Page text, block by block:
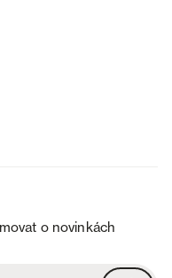
o novinkách